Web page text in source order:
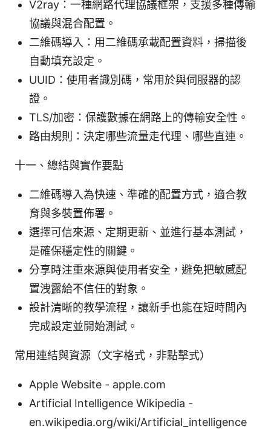
V2ray：一種網路代理協議框架，支援多種傳輸
協議與混合配置。
二維碼導入：用二維碼承載配置資料，掃描後
自動填充設定。
UUID：使用者識別碼，常用於與伺服器的認
證。
TLS/加密：保護數據在網路上的傳輸安全性。
路由規則：決定哪些流量走代理、哪些直連。
十一、總結與實作要點
二維碼導入為快速、準確的配置方式，適合教
育與多裝置佈署。
選擇可信來源、定期更新、並進行基本測試，
是確保穩定性的關鍵。
分享時注重來源與使用者安全，避免把敏感配
置洩露給不信任的對象。
設計清晰的教學流程，讓新手也能在短時間內
完成設定並開始測試。
常用連結與資源（文字格式，非點擊式）
Apple Website - apple.com
Artificial Intelligence Wikipedia -
en.wikipedia.org/wiki/Artificial_intelligence